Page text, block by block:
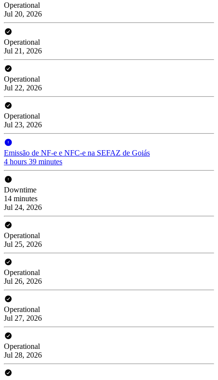
Operational
Jul 20, 2026
Operational
Jul 21, 2026
Operational
Jul 22, 2026
Operational
Jul 23, 2026
Emissão de NF-e e NFC-e na SEFAZ de Goiás
4 hours 39 minutes
Downtime
14 minutes
Jul 24, 2026
Operational
Jul 25, 2026
Operational
Jul 26, 2026
Operational
Jul 27, 2026
Operational
Jul 28, 2026